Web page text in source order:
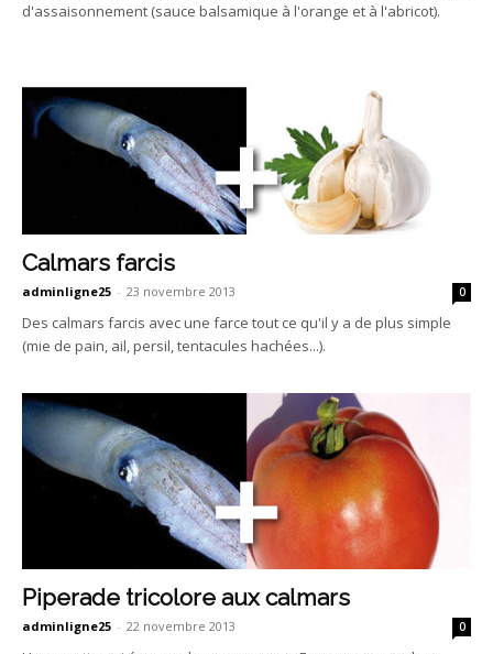
d'assaisonnement (sauce balsamique à l'orange et à l'abricot).
Calmars farcis
adminligne25 - 23 novembre 2013 0
Des calmars farcis avec une farce tout ce qu'il y a de plus simple
(mie de pain, ail, persil, tentacules hachées...).
Piperade tricolore aux calmars
adminligne25 - 22 novembre 2013 0